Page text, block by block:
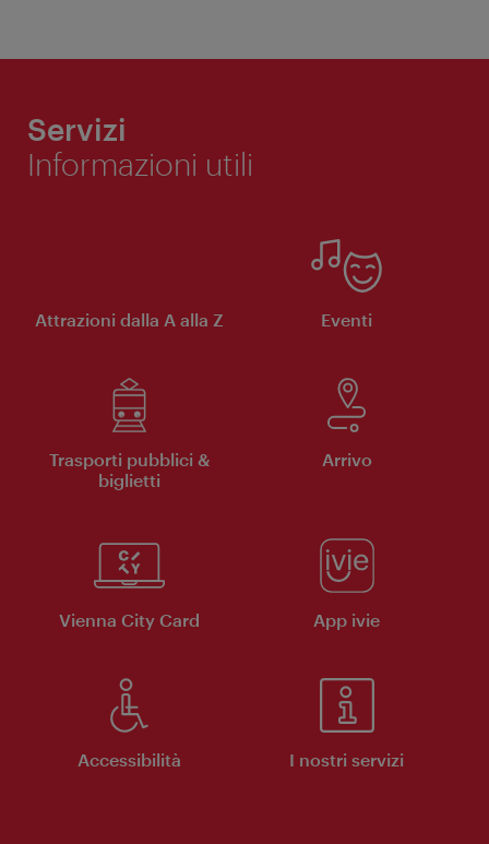
Servizi
Informazioni utili
Attrazioni dalla A alla Z Eventi
Trasporti pubblici &
biglietti
Arrivo
Vienna City Card App ivie
Accessibilità I nostri servizi